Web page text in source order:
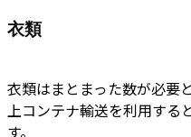
衣類
衣類はまとまった数が必要
上コンテナ輸送を利用する
す。